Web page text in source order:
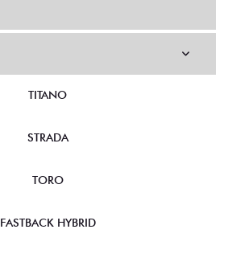
TITANO
STRADA
TORO
FASTBACK HYBRID